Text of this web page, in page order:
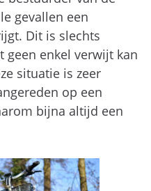
gevallen een
Dit is slechts
geen enkel verwijt kan
situatie is zeer
op een
bijna altijd een